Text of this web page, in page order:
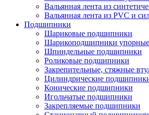
Вальянная лента из
Вальянная лента из PVC и
Подшипники
Шариковые подшипники
Шарикоподшипники упорные
Шпиндельные подшипники
Роликовые подшипники
Закрепительные, стяжные
Цилиндрические
Конические подшипники
Игольчатые подшипники
Закрепляемые подшипники